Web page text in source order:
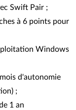
Swift Pair ;
à 6 points pour
Windows
d'autonomie
;
1 an